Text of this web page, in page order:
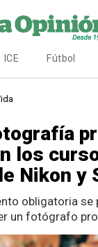
ICE Fútbol
los
Nikon y
obligatoria se
un fotógrafo